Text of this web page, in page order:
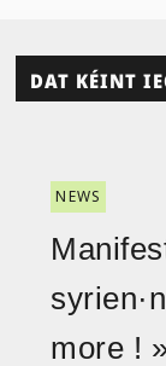
DAT KÉINT
NEWS
more !